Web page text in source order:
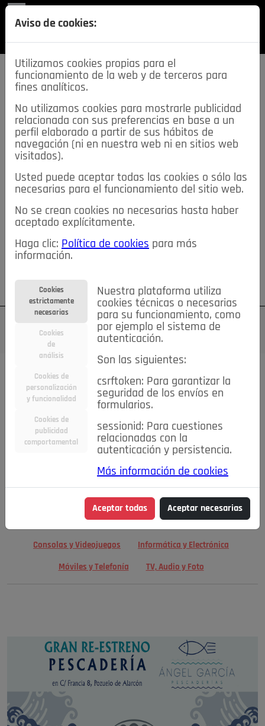
SECCIONES
descarga esta
REVISTA
≡NOTICIAS
NOTICIAS SERVICIOS DE INTERÉS
TABLÓN DE ANUNCIOS MIS ANUNCIOS CONTACTO
NOSOTROS
Su cuenta Regístrese ¿Olvidó su contraseña?
TODAS Deporte Bicicletas Deportes y Ocio
Electrodomésticos
Niños y Bebés Inmobiliaria Construcción y Reformas
Moda Accesorios Ropa Motor
Motor y Accesorios Motos Ocio
Cine, Libros y Música Coleccionismo Otros
Consolas y Videojuegos Informática y Electrónica
Móviles y Telefonía TV, Audio y Foto
Aviso de cookies:
Utilizamos cookies propias para el
funcionamiento de la web y de terceros para
fines analíticos.
No utilizamos cookies para mostrarle publicidad
relacionada con sus preferencias en base a un
perfil elaborado a partir de sus hábitos de
navegación (ni en nuestra web ni en sitios web
visitados).
Usted puede aceptar todas las cookies o sólo las
necesarias para el funcionamiento del sitio web.
No se crean cookies no necesarias hasta haber
aceptado explícitamente.
Haga clic: Política de cookies para más
información.
Cookies
estrictamente
necesarias
Cookies
de
análisis
Cookies de
personalización
y funcionalidad
Cookies de
publicidad
comportamental
Nuestra plataforma utiliza
cookies técnicas o necesarias
para su funcionamiento, como
por ejemplo el sistema de
autenticación.
Son las siguientes:
csrftoken: Para garantizar la
seguridad de los envíos en
formularios.
sessionid: Para cuestiones
relacionadas con la
autenticación y persistencia.
Más información de cookies
Aceptar todas Aceptar necesarias